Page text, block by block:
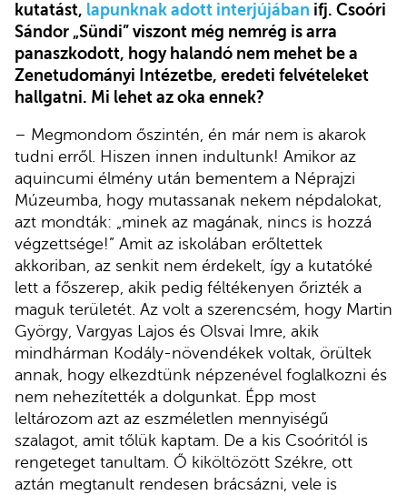
kutatást, lapunknak adott interjújában ifj. Csoóri
Sándor „Sündi” viszont még nemrég is arra
panaszkodott, hogy halandó nem mehet be a
Zenetudományi Intézetbe, eredeti felvételeket
hallgatni. Mi lehet az oka ennek?
– Megmondom őszintén, én már nem is akarok
tudni erről. Hiszen innen indultunk! Amikor az
aquincumi élmény után bementem a Néprajzi
Múzeumba, hogy mutassanak nekem népdalokat,
azt mondták: „minek az magának, nincs is hozzá
végzettsége!” Amit az iskolában erőltettek
akkoriban, az senkit nem érdekelt, így a kutatóké
lett a főszerep, akik pedig féltékenyen őrizték a
maguk területét. Az volt a szerencsém, hogy Martin
György, Vargyas Lajos és Olsvai Imre, akik
mindhárman Kodály-növendékek voltak, örültek
annak, hogy elkezdtünk népzenével foglalkozni és
nem nehezítették a dolgunkat. Épp most
leltározom azt az eszméletlen mennyiségű
szalagot, amit tőlük kaptam. De a kis Csoóritól is
rengeteget tanultam. Ő kiköltözött Székre, ott
aztán megtanult rendesen brácsázni, vele is